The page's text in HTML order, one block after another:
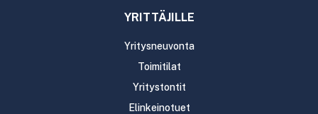
YRITTÄJILLE
Yritysneuvonta
Toimitilat
Yritystontit
Elinkeinotuet